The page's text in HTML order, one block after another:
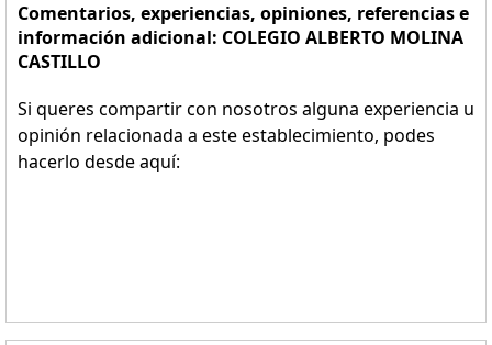
Comentarios, experiencias, opiniones, referencias e
información adicional: COLEGIO ALBERTO MOLINA
CASTILLO
Si queres compartir con nosotros alguna experiencia u
opinión relacionada a este establecimiento, podes
hacerlo desde aquí: